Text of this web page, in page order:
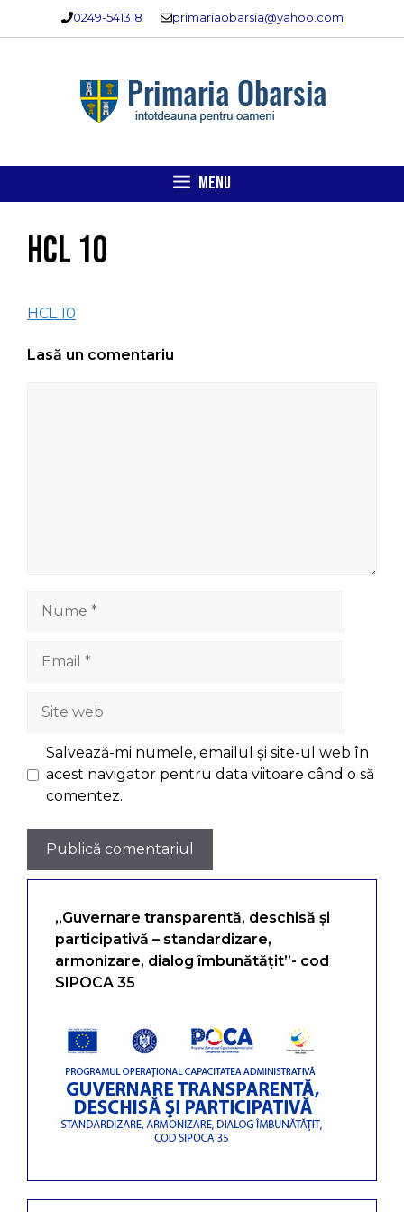
0249-541318 primariaobarsia@yahoo.com
MENU
HCL 10
HCL 10
Lasă un comentariu
Site
web
Salvează-mi numele, emailul și site-ul web în
acest navigator pentru data viitoare când o să
comentez.
„Guvernare transparentă, deschisă și
participativă – standardizare,
armonizare, dialog îmbunătățit”- cod
SIPOCA 35